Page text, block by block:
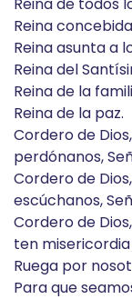
Reina
Reina asunta a
Reina del
Reina de la
Reina de la paz.
Cordero de
perdónanos,
Cordero de
escúchanos,
Cordero de
ten
Ruega por
Para que